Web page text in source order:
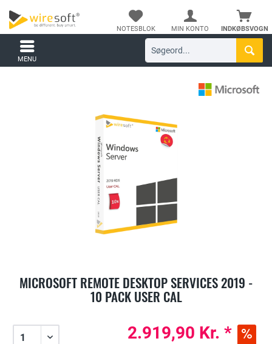
INDKØBSVOGN
NOTESBLOK MIN KONTO
MENU
MICROSOFT REMOTE DESKTOP SERVICES 2019 -
10 PACK USER CAL
2.919,90 Kr. *